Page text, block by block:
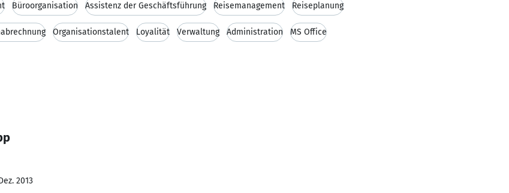
Büroorganisation Assistenz der Geschäftsführung Reisemanagement Reiseplanung
Organisationstalent Loyalität Verwaltung Administration MS Office
2013